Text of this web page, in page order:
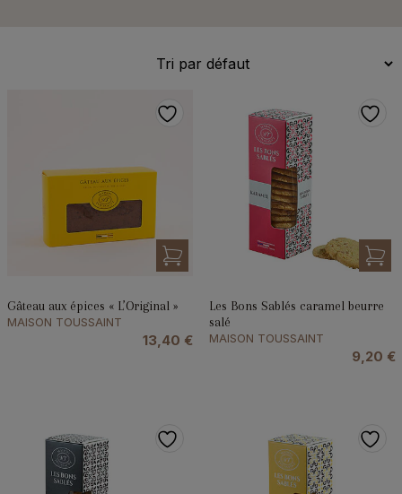
Gâteau aux épices « L’Original »
MAISON TOUSSAINT
13,40 €
Les Bons Sablés caramel beurre
salé
MAISON TOUSSAINT
9,20 €